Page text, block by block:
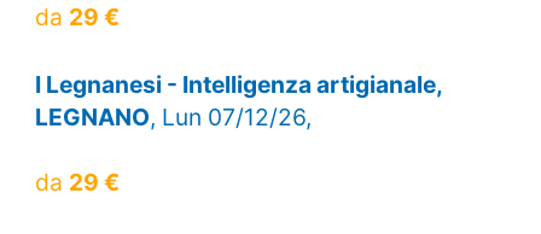
da 29 €
I Legnanesi - Intelligenza artigianale,
LEGNANO, Lun 07/12/26,
da 29 €